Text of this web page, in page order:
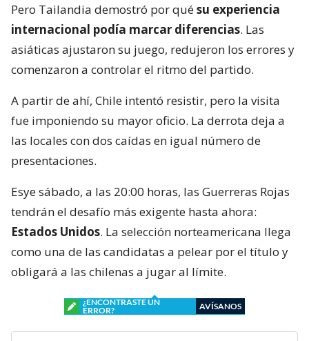
Pero Tailandia demostró por quésu experiencia
internacional podía marcar diferencias. Las
asiáticas ajustaron su juego, redujeron los errores y
comenzaron a controlar el ritmo del partido.
A partir de ahí, Chile intentó resistir, pero la visita
fue imponiendo su mayor oficio. La derrota deja a
las locales con dos caídas en igual número de
presentaciones.
Esye sábado, a las 20:00 horas, las Guerreras Rojas
tendrán el desafío más exigente hasta ahora:
Estados Unidos. La selección norteamericana llega
como una de las candidatas a pelear por el título y
obligará a las chilenas a jugar al límite.
¿ENCONTRASTE UN
ERROR?
AVÍSANOS